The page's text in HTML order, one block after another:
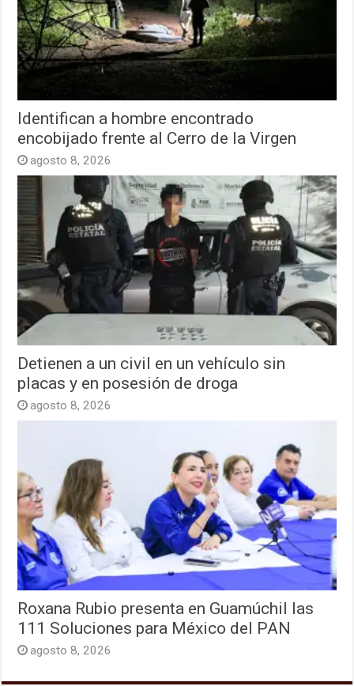
Identifican a hombre encontrado
encobijado frente al Cerro de la Virgen
agosto 8, 2026
Detienen a un civil en un vehículo sin
placas y en posesión de droga
agosto 8, 2026
Roxana Rubio presenta en Guamúchil las
111 Soluciones para México del PAN
agosto 8, 2026